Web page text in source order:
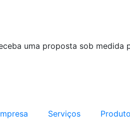
uma proposta sob medida
Serviços